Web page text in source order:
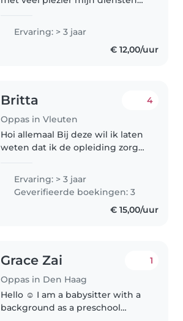
natuurlijke affiniteit met
kinderen en ben geduldig,
zorgzaam en verantwoordelijk.
Ervaring: > 3 jaar
€ 12,00/uur
Britta
Oppas in Vleuten
4
Hoi allemaal Bij deze wil ik laten
weten dat ik de opleiding zorg
ik bij een gastouderbureau en
heb ik via deze app een paar
oppas adressen. Mocht je..
Ervaring: > 3 jaar
Geverifieerde boekingen: 3
€ 15,00/uur
Grace Zai
Oppas in Den Haag
1
Hello ☺️ I am a babysitter with a
background as a preschool